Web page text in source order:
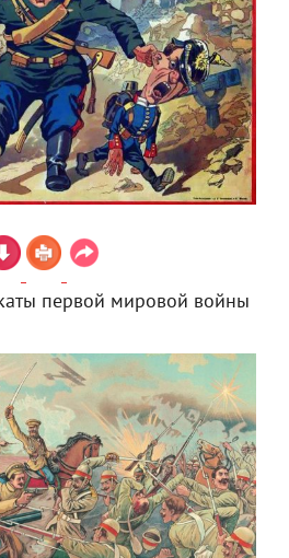
первой мировой войны